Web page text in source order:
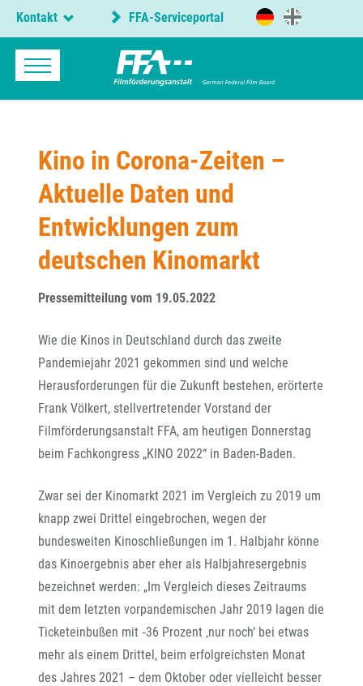
Kontakt FFA-Serviceportal
Kino in Corona-Zeiten –
Aktuelle Daten und
Entwicklungen zum
deutschen Kinomarkt
Pressemitteilung vom 19.05.2022
Wie die Kinos in Deutschland durch das zweite
Pandemiejahr 2021 gekommen sind und welche
Herausforderungen für die Zukunft bestehen, erörterte
Frank Völkert, stellvertretender Vorstand der
Filmförderungsanstalt FFA, am heutigen Donnerstag
beim Fachkongress „KINO 2022“ in Baden-Baden.
Zwar sei der Kinomarkt 2021 im Vergleich zu 2019 um
knapp zwei Drittel eingebrochen, wegen der
bundesweiten Kinoschließungen im 1. Halbjahr könne
das Kinoergebnis aber eher als Halbjahresergebnis
bezeichnet werden: „Im Vergleich dieses Zeitraums
mit dem letzten vorpandemischen Jahr 2019 lagen die
Ticketeinbußen mit ‐36 Prozent ‚nur noch‘ bei etwas
mehr als einem Drittel, beim erfolgreichsten Monat
des Jahres 2021 – dem Oktober oder vielleicht besser